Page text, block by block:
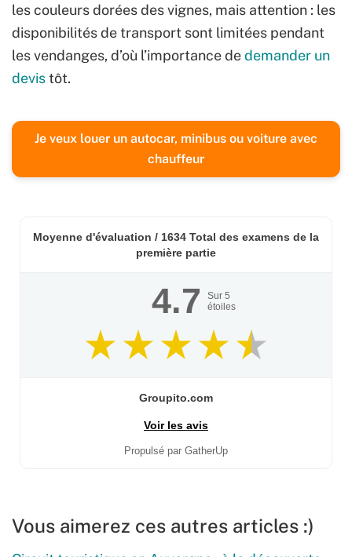
les couleurs dorées des vignes, mais attention : les
disponibilités de transport sont limitées pendant
les vendanges, d’où l’importance dedemander un
devistôt.
Je veux louer un autocar, minibus ou voiture avec
chauffeur
Moyenne d'évaluation / 1634 Total des examens de la
première partie
4.7 Sur 5
étoiles
Groupito.com
Voir les avis
Propulsé par GatherUp
Vous aimerez ces autres articles :)